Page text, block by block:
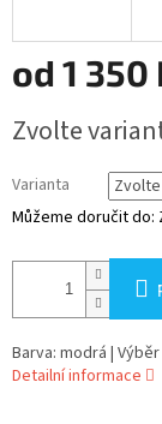
od 1 350
cena:
Zvolte
Varianta
Můžeme doručit do:
Barva: modrá |
Detailní informace